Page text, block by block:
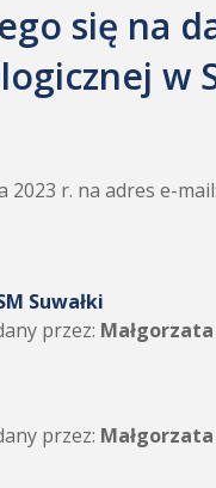
się na
w
r. na adres e-
Suwałki
przez:
przez: